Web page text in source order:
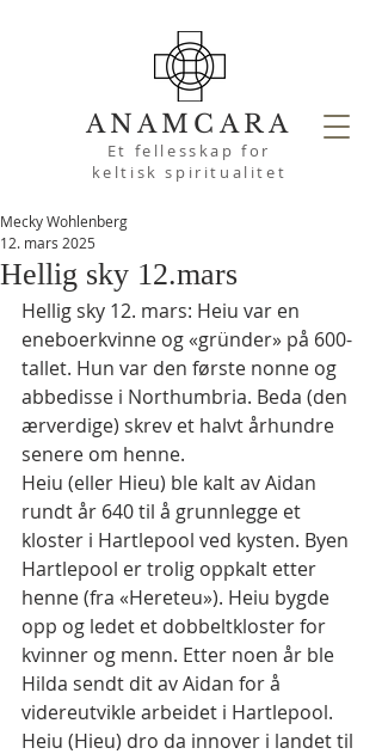
ANAMCARA
Et fellesskap for
keltisk spiritualitet
Hellig sky 12.mars
Mecky Wohlenberg
12. mars 2025
Hellig sky 12. mars: Heiu var en
eneboerkvinne og «gründer» på 600-
tallet. Hun var den første nonne og
abbedisse i Northumbria. Beda (den
ærverdige) skrev et halvt århundre
senere om henne.
Heiu (eller Hieu) ble kalt av Aidan
rundt år 640 til å grunnlegge et
kloster i Hartlepool ved kysten. Byen
Hartlepool er trolig oppkalt etter
henne (fra «Hereteu»). Heiu bygde
opp og ledet et dobbeltkloster for
kvinner og menn. Etter noen år ble
Hilda sendt dit av Aidan for å
videreutvikle arbeidet i Hartlepool.
Heiu (Hieu) dro da innover i landet til